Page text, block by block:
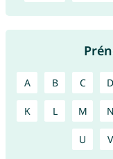
A B C D
K L M N
U V